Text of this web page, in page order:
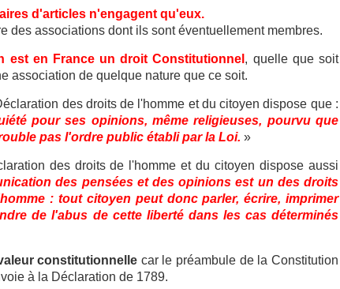
d'articles n'engagent qu'eux.
des associations dont ils sont éventuellement membres.
est en France un droit Constitutionnel , quelle que soit
association de quelque nature que ce soit.
des droits de l'homme et du citoyen dispose que :
pour ses opinions, même religieuses, pourvu que
pas l'ordre public établi par la Loi. »
des droits de l'homme et du citoyen dispose aussi
des pensées et des opinions est un des droits
: tout citoyen peut donc parler, écrire, imprimer
de l'abus de cette liberté dans les cas déterminés
constitutionnelle car le préambule de la Constitution
à la Déclaration de 1789.